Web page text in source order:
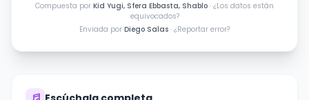
Compuesta por Kid Yugi, Sfera Ebbasta, Shablo · ¿Los datos están
equivocados?
Enviada por Diego Salas · ¿Reportar error?